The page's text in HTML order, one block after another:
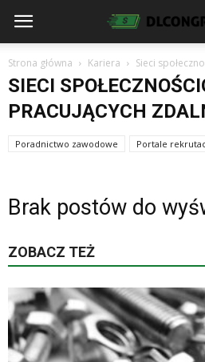
Strona główna Kariera Sieci
SIECI
PRACUJĄCYCH
Poradnictwo zawodowe Portale
Brak postów do
ZOBACZ TEŻ